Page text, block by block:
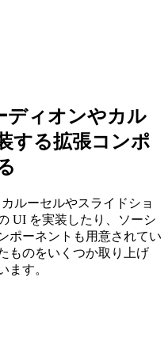
ディオンやカル
する拡張コンポ
ルーセルやスライドショ
UI を実装したり、ソーシ
ポーネントも用意されてい
ものをいくつか取り上げ
ます。